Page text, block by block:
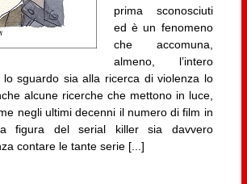
prima sconosciuti
ed è un fenomeno
che accomuna,
almeno, l’intero
lo sguardo sia alla ricerca di violenza lo
alcune ricerche che mettono in luce,
negli ultimi decenni il numero di film in
figura del serial killer sia davvero
contare le tante serie [...]